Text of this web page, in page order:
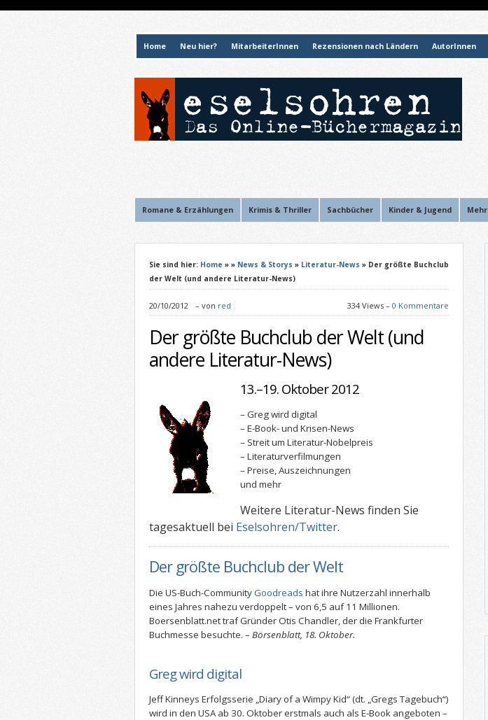
Home Neu hier? MitarbeiterInnen Rezensionen nach Ländern AutorInnen
Romane & Erzählungen Krimis & Thriller Sachbücher Kinder & Jugend Mehr
Sie sind hier: Home » » News & Storys » Literatur-News » Der größte Buchclub
der Welt (und andere Literatur-News)
20/10/2012 – von red 334 Views – 0 Kommentare
Der größte Buchclub der Welt (und
andere Literatur-News)
13.–19. Oktober 2012
– Greg wird digital
– E-Book- und Krisen-News
– Streit um Literatur-Nobelpreis
– Literaturverfilmungen
– Preise, Auszeichnungen
und mehr
Weitere Literatur-News finden Sie
tagesaktuell bei Eselsohren/Twitter.
Der größte Buchclub der Welt
Die US-Buch-CommunityGoodreads hat ihre Nutzerzahl innerhalb
eines Jahres nahezu verdoppelt – von 6,5 auf 11 Millionen.
Boersenblatt.net traf Gründer Otis Chandler, der die Frankfurter
Buchmesse besuchte. – Börsenblatt, 18. Oktober.
Greg wird digital
Jeff Kinneys Erfolgsserie „Diary of a Wimpy Kid“ (dt. „Gregs Tagebuch“)
wird in den USA ab 30. Oktober erstmals auch als E-Book angeboten –